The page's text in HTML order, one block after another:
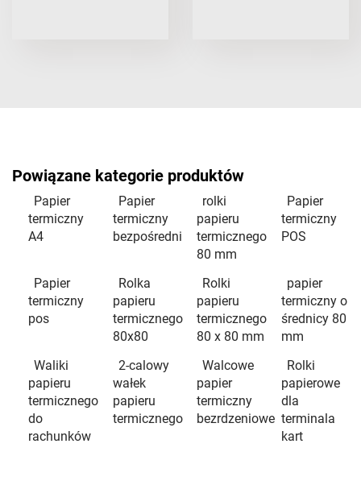
Powiązane kategorie produktów
Papier
termiczny
A4
Papier
termiczny
bezpośredni
rolki
papieru
termicznego
80 mm
Papier
termiczny
POS
Papier
termiczny
pos
Rolka
papieru
termicznego
80x80
Rolki
papieru
termicznego
80 x 80 mm
papier
termiczny o
średnicy 80
mm
Waliki
papieru
termicznego
do
rachunków
2-calowy
wałek
papieru
termicznego
Walcowe
papier
termiczny
bezrdzeniowe
Rolki
papierowe
dla
terminala
kart